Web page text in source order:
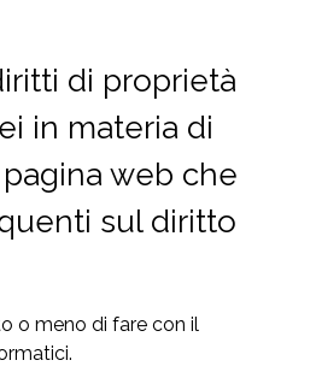
di proprietà
in materia di
web che
sul diritto
o meno di fare con il